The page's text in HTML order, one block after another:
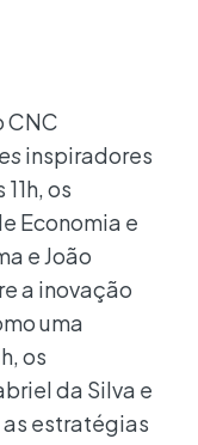
CNC
inspiradores
os
Economia e
e João
a inovação
uma
os
da Silva e
estratégias